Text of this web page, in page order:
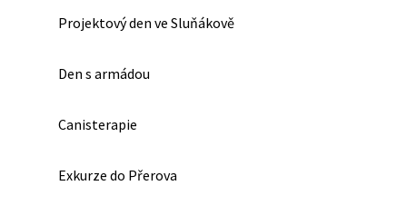
Projektový den ve Sluňákově
Den s armádou
Canisterapie
Exkurze do Přerova